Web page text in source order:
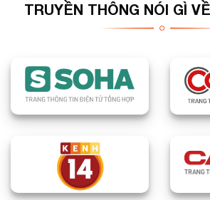
TRUYỀN THÔNG NÓI GÌ